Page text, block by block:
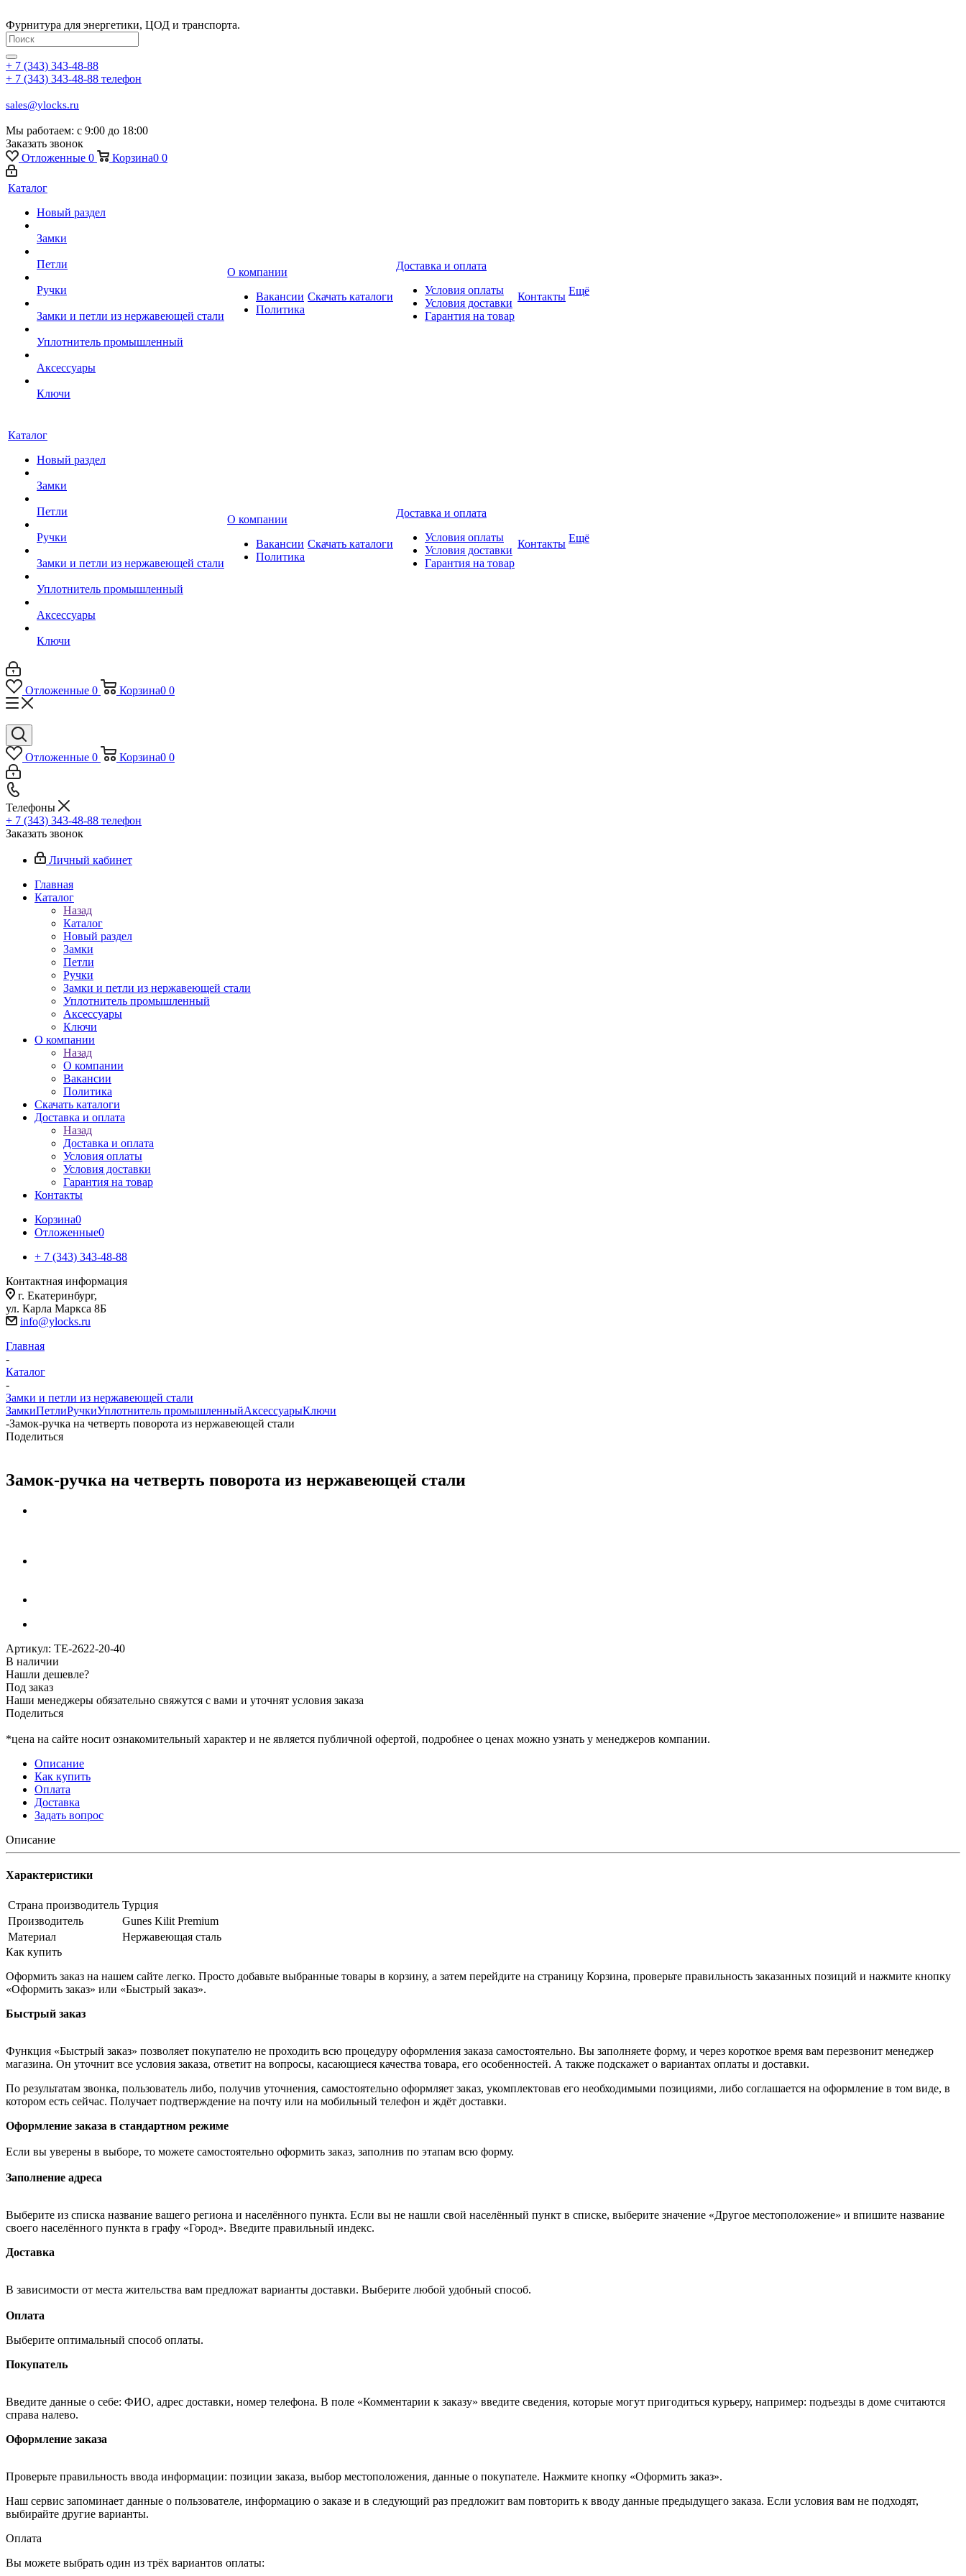
Фурнитура для энергетики, ЦОД и транспорта.
+ 7 (343) 343-48-88
+ 7 (343) 343-48-88 телефон
sales@ylocks.ru
Мы работаем: с 9:00 до 18:00
Заказать звонок
Отложенные 0 Корзина0 0
Каталог
Новый раздел
Замки
Петли
Ручки
Замки и петли из нержавеющей стали
Уплотнитель промышленный
Аксессуары
Ключи
О компании
Вакансии
Политика
Скачать каталоги
Доставка и оплата
Условия оплаты
Условия доставки
Гарантия на товар
Контакты Ещё
Каталог
Новый раздел
Замки
Петли
Ручки
Замки и петли из нержавеющей стали
Уплотнитель промышленный
Аксессуары
Ключи
О компании
Вакансии
Политика
Скачать каталоги
Доставка и оплата
Условия оплаты
Условия доставки
Гарантия на товар
Контакты Ещё
Отложенные 0 Корзина0 0
Отложенные 0 Корзина0 0
Телефоны
+ 7 (343) 343-48-88 телефон
Заказать звонок
Личный кабинет
Главная
Каталог
Назад
Каталог
Новый раздел
Замки
Петли
Ручки
Замки и петли из нержавеющей стали
Уплотнитель промышленный
Аксессуары
Ключи
О компании
Назад
О компании
Вакансии
Политика
Скачать каталоги
Доставка и оплата
Назад
Доставка и оплата
Условия оплаты
Условия доставки
Гарантия на товар
Контакты
Корзина0
Отложенные0
+ 7 (343) 343-48-88
Контактная информация
г. Екатеринбург,
ул. Карла Маркса 8Б
info@ylocks.ru
Главная
-
Каталог
-
Замки и петли из нержавеющей стали
ЗамкиПетлиРучкиУплотнитель промышленныйАксессуарыКлючи
-Замок-ручка на четверть поворота из нержавеющей стали
Поделиться
Замок-ручка на четверть поворота из нержавеющей стали
Артикул: ТЕ-2622-20-40
В наличии
Нашли дешевле?
Под заказ
Наши менеджеры обязательно свяжутся с вами и уточнят условия заказа
Поделиться
*цена на сайте носит ознакомительный характер и не является публичной офертой, подробнее о ценах можно узнать у менеджеров компании.
Описание
Как купить
Оплата
Доставка
Задать вопрос
Описание
Характеристики
Страна производитель Турция
Производитель
Gunes Kilit Premium
Материал
Нержавеющая сталь
Как купить
Оформить заказ на нашем сайте легко. Просто добавьте выбранные товары в корзину, а затем перейдите на страницу Корзина, проверьте правильность заказанных позиций и нажмите кнопку
«Оформить заказ» или «Быстрый заказ».
Быстрый заказ
Функция «Быстрый заказ» позволяет покупателю не проходить всю процедуру оформления заказа самостоятельно. Вы заполняете форму, и через короткое время вам перезвонит менеджер
магазина. Он уточнит все условия заказа, ответит на вопросы, касающиеся качества товара, его особенностей. А также подскажет о вариантах оплаты и доставки.
По результатам звонка, пользователь либо, получив уточнения, самостоятельно оформляет заказ, укомплектовав его необходимыми позициями, либо соглашается на оформление в том виде, в
котором есть сейчас. Получает подтверждение на почту или на мобильный телефон и ждёт доставки.
Оформление заказа в стандартном режиме
Если вы уверены в выборе, то можете самостоятельно оформить заказ, заполнив по этапам всю форму.
Заполнение адреса
Выберите из списка название вашего региона и населённого пункта. Если вы не нашли свой населённый пункт в списке, выберите значение «Другое местоположение» и впишите название
своего населённого пункта в графу «Город». Введите правильный индекс.
Доставка
В зависимости от места жительства вам предложат варианты доставки. Выберите любой удобный способ.
Оплата
Выберите оптимальный способ оплаты.
Покупатель
Введите данные о себе: ФИО, адрес доставки, номер телефона. В поле «Комментарии к заказу» введите сведения, которые могут пригодиться курьеру, например: подъезды в доме считаются
справа налево.
Оформление заказа
Проверьте правильность ввода информации: позиции заказа, выбор местоположения, данные о покупателе. Нажмите кнопку «Оформить заказ».
Наш сервис запоминает данные о пользователе, информацию о заказе и в следующий раз предложит вам повторить к вводу данные предыдущего заказа. Если условия вам не подходят,
выбирайте другие варианты.
Оплата
Вы можете выбрать один из трёх вариантов оплаты: